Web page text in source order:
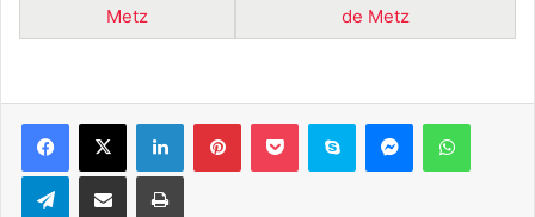
Metz
de Metz
LinkedinPinterestPocket Skype Messenger
TelegramPartager par e-mail Imprimer